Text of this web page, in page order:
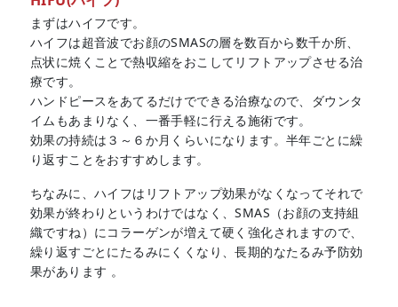
まずはハイフです。
ハイフは超音波でお顔のSMASの層を数百から数千か所、
点状に焼くことで熱収縮をおこしてリフトアップさせる治
療です。
ハンドピースをあてるだけでできる治療なので、ダウンタ
イムもあまりなく、一番手軽に行える施術です。
効果の持続は３～６か月くらいになります。半年ごとに繰
り返すことをおすすめします。
ちなみに、ハイフはリフトアップ効果がなくなってそれで
効果が終わりというわけではなく、SMAS（お顔の支持組
織ですね）にコラーゲンが増えて硬く強化されますので、
繰り返すごとにたるみにくくなり、長期的なたるみ予防効
果があります 。